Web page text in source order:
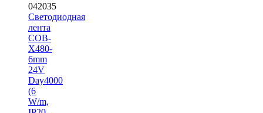
042035
Светодиодная
лента
COB-
X480-
6mm
24V
Day4000
(6
W/m,